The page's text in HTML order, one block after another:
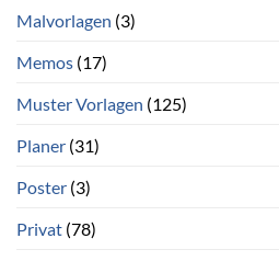
Malvorlagen (3)
Memos (17)
Muster Vorlagen (125)
Planer (31)
Poster (3)
Privat (78)